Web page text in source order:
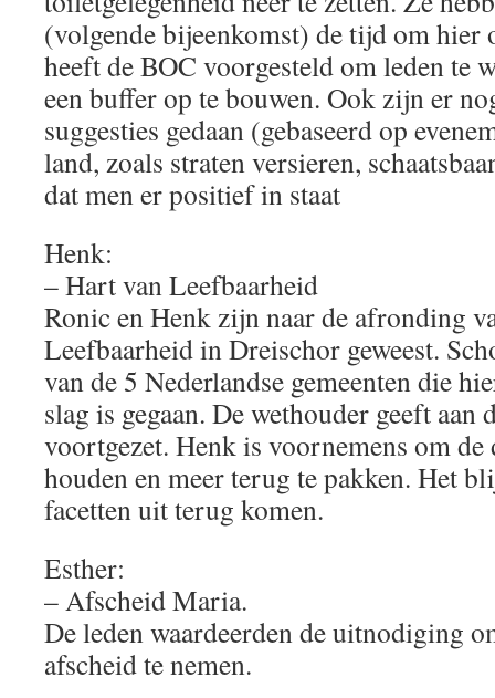
(volgende bijeenkomst) de tijd om hier
heeft de BOC voorgesteld om leden te
een buffer op te bouwen. Ook zijn er
suggesties gedaan (gebaseerd op
land, zoals straten versieren,
dat men er positief in staat
Henk:
– Hart van Leefbaarheid
Ronic en Henk zijn naar de afronding
Leefbaarheid in Dreischor geweest.
van de 5 Nederlandse gemeenten die
slag is gegaan. De wethouder geeft
voortgezet. Henk is voornemens om
houden en meer terug te pakken. Het
facetten uit terug komen.
Esther:
– Afscheid Maria.
De leden waardeerden de uitnodiging
afscheid te nemen.